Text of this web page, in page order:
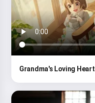
Grandma's Loving Heart